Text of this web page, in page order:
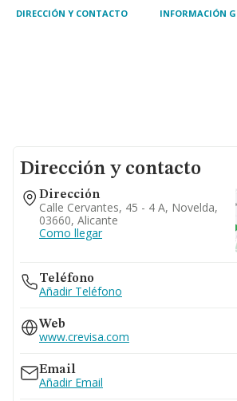
DIRECCIÓN Y CONTACTO INFORMACIÓN
Dirección y contacto
Dirección
Calle Cervantes, 45 - 4 A, Novelda,
03660, Alicante
Como llegar
Teléfono
Añadir Teléfono
Web
www.crevisa.com
Email
Añadir Email